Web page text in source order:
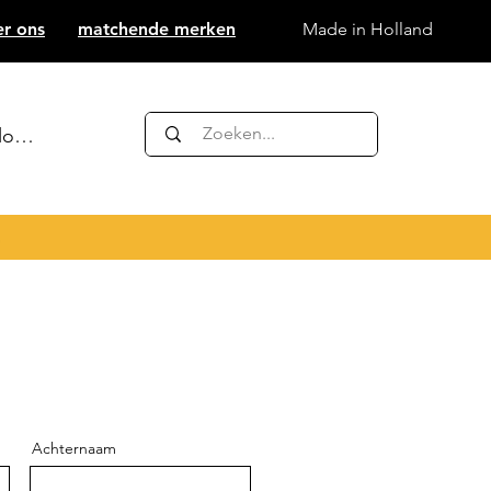
ons matchende merken Made in Holland
Achternaam